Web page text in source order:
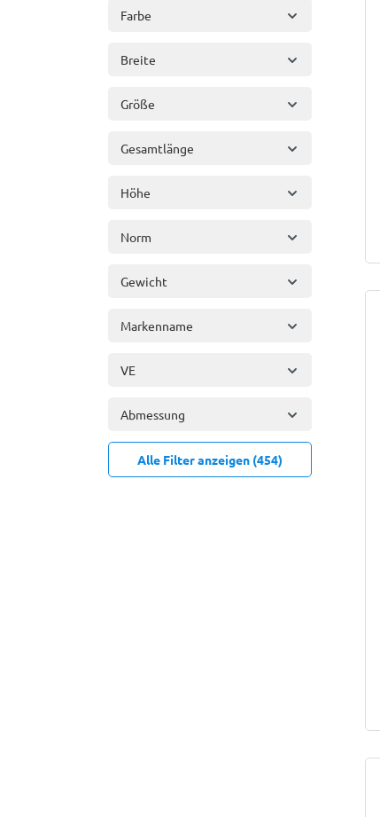
Farbe
Breite
Größe
Gesamtlänge
Höhe
Norm
Gewicht
Markenname
VE
Abmessung
Alle Filter anzeigen (454)